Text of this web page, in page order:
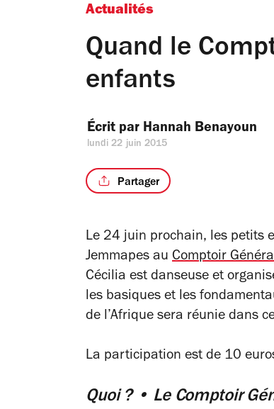
Actualités
Quand le
enfants
Écrit par Hannah Benayoun
lundi 22 juin 2015
Partager
Le 24 juin prochain, les petits
Jemmapes au Comptoir
Cécilia est danseuse et
les basiques et les
de l’Afrique sera réunie dans
La participation est de 10
Quoi ? • Le Comptoir